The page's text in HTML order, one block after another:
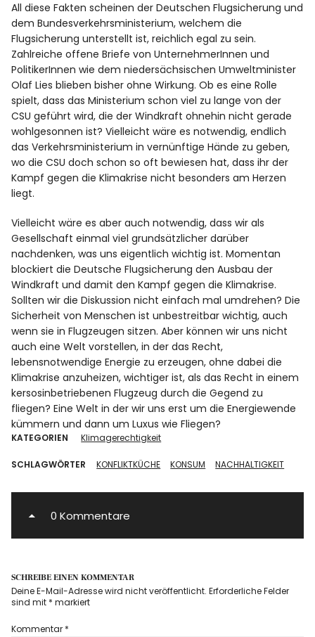
All diese Fakten scheinen der Deutschen Flugsicherung und
dem Bundesverkehrsministerium, welchem die
Flugsicherung unterstellt ist, reichlich egal zu sein.
Zahlreiche offene Briefe von UnternehmerInnen und
PolitikerInnen wie dem niedersächsischen Umweltminister
Olaf Lies blieben bisher ohne Wirkung. Ob es eine Rolle
spielt, dass das Ministerium schon viel zu lange von der
CSU geführt wird, die der Windkraft ohnehin nicht gerade
wohlgesonnen ist? Vielleicht wäre es notwendig, endlich
das Verkehrsministerium in vernünftige Hände zu geben,
wo die CSU doch schon so oft bewiesen hat, dass ihr der
Kampf gegen die Klimakrise nicht besonders am Herzen
liegt.
Vielleicht wäre es aber auch notwendig, dass wir als
Gesellschaft einmal viel grundsätzlicher darüber
nachdenken, was uns eigentlich wichtig ist. Momentan
blockiert die Deutsche Flugsicherung den Ausbau der
Windkraft und damit den Kampf gegen die Klimakrise.
Sollten wir die Diskussion nicht einfach mal umdrehen? Die
Sicherheit von Menschen ist unbestreitbar wichtig, auch
wenn sie in Flugzeugen sitzen. Aber können wir uns nicht
auch eine Welt vorstellen, in der das Recht,
lebensnotwendige Energie zu erzeugen, ohne dabei die
Klimakrise anzuheizen, wichtiger ist, als das Recht in einem
kersosinbetriebenen Flugzeug durch die Gegend zu
fliegen? Eine Welt in der wir uns erst um die Energiewende
kümmern und dann um Luxus wie Fliegen?
KATEGORIEN Klimagerechtigkeit
SCHLAGWÖRTER KONFLIKTKÜCHE KONSUM NACHHALTIGKEIT
0 Kommentare
SCHREIBE EINEN KOMMENTAR
Deine E-Mail-Adresse wird nicht veröffentlicht. Erforderliche Felder
sind mit * markiert
Kommentar *